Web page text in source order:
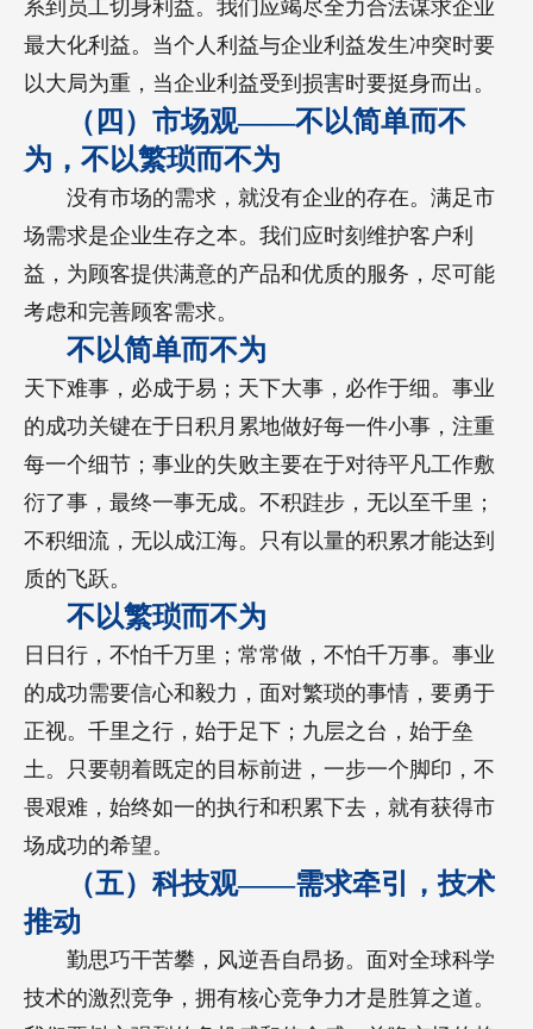
系到员工切身利益。我们应竭尽全力合法谋求企业
最大化利益。当个人利益与企业利益发生冲突时要
以大局为重，当企业利益受到损害时要挺身而出。
（四）市场观——不以简单而不
为，不以繁琐而不为
没有市场的需求，就没有企业的存在。满足市
场需求是企业生存之本。我们应时刻维护客户利
益，为顾客提供满意的产品和优质的服务，尽可能
考虑和完善顾客需求。
不以简单而不为
天下难事，必成于易；天下大事，必作于细。事业
的成功关键在于日积月累地做好每一件小事，注重
每一个细节；事业的失败主要在于对待平凡工作敷
衍了事，最终一事无成。不积跬步，无以至千里；
不积细流，无以成江海。只有以量的积累才能达到
质的飞跃。
不以繁琐而不为
日日行，不怕千万里；常常做，不怕千万事。事业
的成功需要信心和毅力，面对繁琐的事情，要勇于
正视。千里之行，始于足下；九层之台，始于垒
土。只要朝着既定的目标前进，一步一个脚印，不
畏艰难，始终如一的执行和积累下去，就有获得市
场成功的希望。
（五）科技观——需求牵引，技术
推动
勤思巧干苦攀，风逆吾自昂扬。面对全球科学
技术的激烈竞争，拥有核心竞争力才是胜算之道。